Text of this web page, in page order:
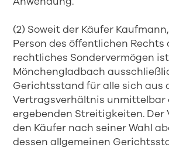
(2) Soweit der Käufer
Person des öffentlichen
rechtliches Sondervermögen
Mönchengladbach
Gerichtsstand für alle sich aus
Vertragsverhältnis unmittelbar
ergebenden Streitigkeiten. Der
den Käufer nach seiner Wahl
dessen allgemeinen